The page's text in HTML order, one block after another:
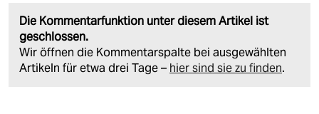
Die Kommentarfunktion unter diesem Artikel ist
geschlossen.
Wir öffnen die Kommentarspalte bei ausgewählten
Artikeln für etwa drei Tage – hier sind sie zu finden.